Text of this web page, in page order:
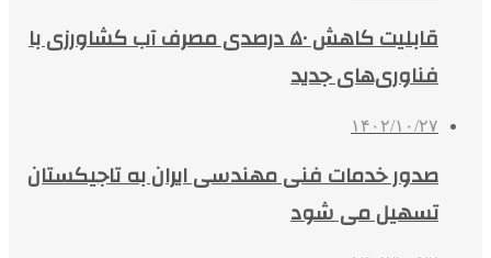
قابلیت کاهش ۵۰ درصدی مصرف آب کشاورزی با
فناوری‌های جدید
۱۴۰۲/۱۰/۲۷
صدور خدمات فنی مهندسی ایران به تاجیکستان
تسهیل می شود